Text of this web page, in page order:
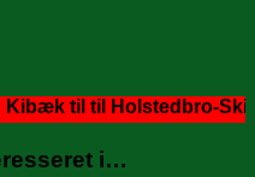
Holstedbro-Skive-
i…